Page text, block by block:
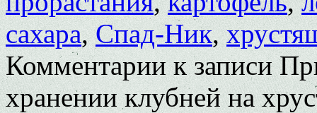
сахара,Спад-Ник,
Комментариик записи
хранении клубней на